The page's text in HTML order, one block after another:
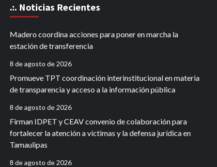
.:. Noticias Recientes
Madero coordina acciones para poner en marcha la
estación de transferencia
8 de agosto de 2026
Promueve TPT coordinación interinstitucional en materia
de transparencia y acceso a la información pública
8 de agosto de 2026
Firman IDPET y CEAV convenio de colaboración para
fortalecer la atención a víctimas y la defensa jurídica en
Tamaulipas
8 de agosto de 2026